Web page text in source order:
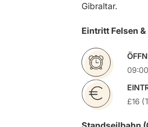
Gibraltar.
Eintritt Felsen
£16